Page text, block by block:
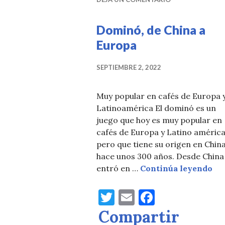
k
Dominó, de China a
Europa
SEPTIEMBRE 2, 2022
Muy popular en cafés de Europa
Latinoamérica El dominó es un
juego que hoy es muy popular en
cafés de Europa y Latino
pero que tiene su origen en
hace unos 300 años. Desde China
entró en … Continúa leyendo
T
w
E
m a
Compartir